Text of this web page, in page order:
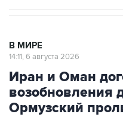
В МИРЕ
14:11, 6 августа 2026
Иран и Оман
возобновления
Ормузский